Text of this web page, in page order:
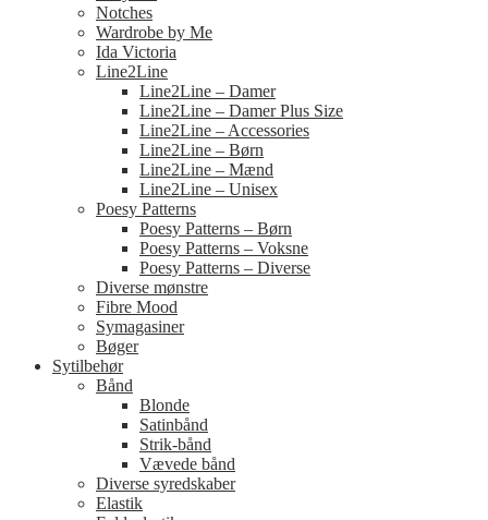
Notches
Wardrobe by Me
Ida Victoria
Line2Line
Line2Line – Damer
Line2Line – Damer Plus Size
Line2Line – Accessories
Line2Line – Børn
Line2Line – Mænd
Line2Line – Unisex
Poesy Patterns
Poesy Patterns – Børn
Poesy Patterns – Voksne
Poesy Patterns – Diverse
Diverse mønstre
Fibre Mood
Symagasiner
Bøger
Sytilbehør
Bånd
Blonde
Satinbånd
Strik-bånd
Vævede bånd
Diverse syredskaber
Elastik